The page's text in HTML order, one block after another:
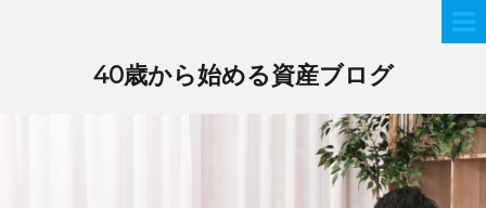
40歳から始める資産ブログ